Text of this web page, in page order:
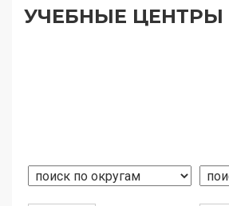
УЧЕБНЫЕ ЦЕНТРЫ